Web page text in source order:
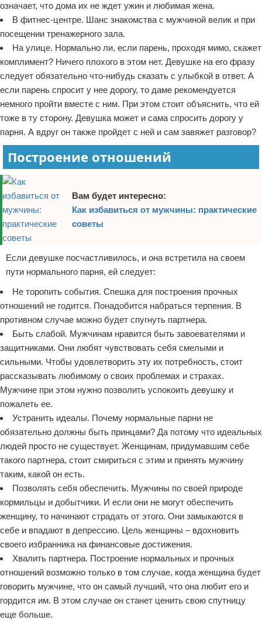
означает, что дома их не ждет ужин и любимая жена.
В фитнес-центре. Шанс знакомства с мужчиной велик и при
посещении тренажерного зала.
На улице. Нормально ли, если парень, проходя мимо, скажет
комплимент? Ничего плохого в этом нет. Девушке на его фразу
следует обязательно что-нибудь сказать с улыбкой в ответ. А
если парень спросит у нее дорогу, то даме рекомендуется
немного пройти вместе с ним. При этом стоит объяснить, что ей
тоже в ту сторону. Девушка может и сама спросить дорогу у
парня. А вдруг он также пройдет с ней и сам завяжет разговор?
Построение отношений
Вам будет интересно:
Как избавиться от мужчины: практические
советы
Если девушке посчастливилось, и она встретила на своем
пути нормального парня, ей следует:
Не торопить события. Спешка для построения прочных
отношений не годится. Понадобится набраться терпения. В
противном случае можно будет спугнуть партнера.
Быть слабой. Мужчинам нравится быть завоевателями и
защитниками. Они любят чувствовать себя смелыми и
сильными. Чтобы удовлетворить эту их потребность, стоит
рассказывать любимому о своих проблемах и страхах.
Мужчине при этом нужно позволить успокоить девушку и
пожалеть ее.
Устранить идеалы. Почему нормальные парни не
обязательно должны быть принцами? Да потому что идеальных
людей просто не существует. Женщинам, придумавшим себе
такого партнера, стоит смириться с этим и принять мужчину
таким, какой он есть.
Позволять себя обеспечить. Мужчины по своей природе
кормильцы и добытчики. И если они не могут обеспечить
женщину, то начинают страдать от этого. Они замыкаются в
себе и впадают в депрессию. Цель женщины – вдохновить
своего избранника на финансовые достижения.
Хвалить партнера. Построение нормальных и прочных
отношений возможно только в том случае, когда женщина будет
говорить мужчине, что он самый лучший, что она любит его и
гордится им. В этом случае он станет ценить свою спутницу
еще больше.